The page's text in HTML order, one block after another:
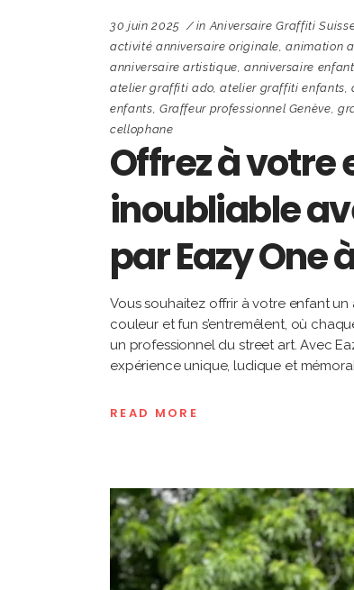
30 juin 2025 in Aniversaire Graffiti
activité anniversaire originale,animation
anniversaire artistique,anniversaire
atelier graffiti ado,atelier graffiti enfants,
enfants, Graffeur professionnel Genève,
cellophane
Offrez à
inoubliable
par Eazy One
Vous souhaitez offrir à votre enfant
couleur et fun s’entremêlent, où
un professionnel du street art. Avec
expérience unique, ludique et
READ MORE